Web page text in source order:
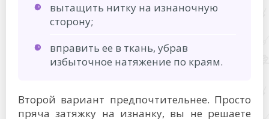
вытащить нитку на изнаночную
сторону;
вправить ее в ткань, убрав
избыточное натяжение по краям.
Второй вариант предпочтительнее. Просто
пряча затяжку на изнанку, вы не решаете